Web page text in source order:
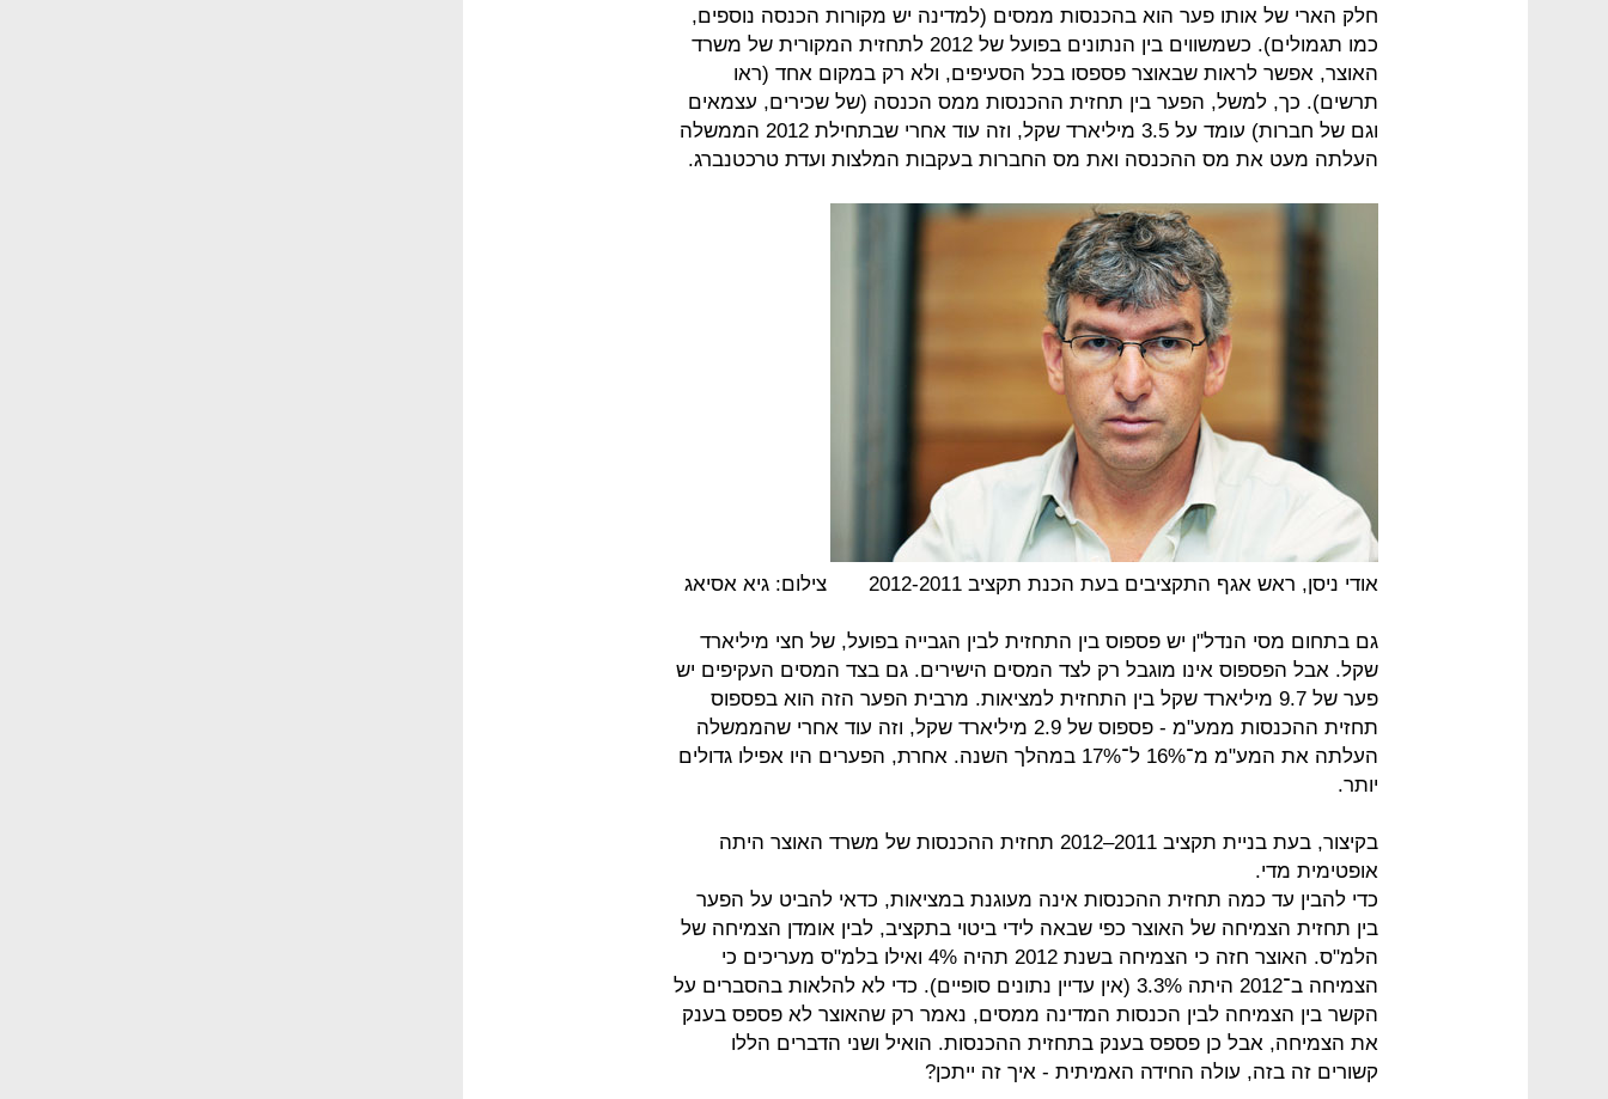
חלק הארי של אותו פער הוא בהכנסות ממסים (למדינה יש מקורות הכנסה נוספים,
כמו תגמולים). כשמשווים בין הנתונים בפועל של 2012 לתחזית המקורית של משרד
האוצר, אפשר לראות שבאוצר פספסו בכל הסעיפים, ולא רק במקום אחד (ראו
תרשים). כך, למשל, הפער בין תחזית ההכנסות ממס הכנסה (של שכירים, עצמאים
וגם של חברות) עומד על 3.5 מיליארד שקל, וזה עוד אחרי שבתחילת 2012 הממשלה
העלתה מעט את מס ההכנסה ואת מס החברות בעקבות המלצות ועדת טרכטנברג.
אודי ניסן, ראש אגף התקציבים בעת הכנת תקציב 2012-2011 צילום: גיא אסיאג
גם בתחום מסי הנדל"ן יש פספוס בין התחזית לבין הגבייה בפועל, של חצי מיליארד
שקל. אבל הפספוס אינו מוגבל רק לצד המסים הישירים. גם בצד המסים העקיפים יש
פער של 9.7 מיליארד שקל בין התחזית למציאות. מרבית הפער הזה הוא בפספוס
תחזית ההכנסות ממע"מ - פספוס של 2.9 מיליארד שקל, וזה עוד אחרי שהממשלה
העלתה את המע"מ מ־16% ל־17% במהלך השנה. אחרת, הפערים היו אפילו גדולים
יותר.
בקיצור, בעת בניית תקציב 2011–2012 תחזית ההכנסות של משרד האוצר היתה
אופטימית מדי.
כדי להבין עד כמה תחזית ההכנסות אינה מעוגנת במציאות, כדאי להביט על הפער
בין תחזית הצמיחה של האוצר כפי שבאה לידי ביטוי בתקציב, לבין אומדן הצמיחה של
הלמ"ס. האוצר חזה כי הצמיחה בשנת 2012 תהיה 4% ואילו בלמ"ס מעריכים כי
הצמיחה ב־2012 היתה 3.3% (אין עדיין נתונים סופיים). כדי לא להלאות בהסברים על
הקשר בין הצמיחה לבין הכנסות המדינה ממסים, נאמר רק שהאוצר לא פספס בענק
את הצמיחה, אבל כן פספס בענק בתחזית ההכנסות. הואיל ושני הדברים הללו
קשורים זה בזה, עולה החידה האמיתית - איך זה ייתכן?